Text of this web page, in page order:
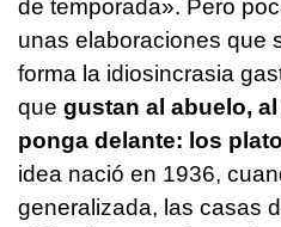
de temporada». Pero
unas elaboraciones que
forma la idiosincrasia
que gustan al abuelo,
ponga delante: los
idea nació en 1936,
generalizada, las casas